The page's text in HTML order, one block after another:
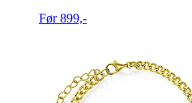
Før 899,-